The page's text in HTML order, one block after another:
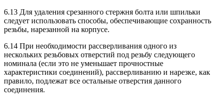
6.13 Для удаления срезанного стержня болта или шпильки
следует использовать способы, обеспечивающие сохранность
резьбы, нарезанной на корпусе.
6.14 При необходимости рассверливания одного из
нескольких резьбовых отверстий под резьбу следующего
номинала (если это не уменьшает прочностные
характеристики соединений), рассверливанию и нарезке, как
правило, подлежат все остальные отверстия данного
соединения.